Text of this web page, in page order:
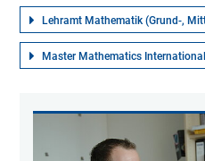
Lehramt Mathematik (Grund-,
Master Mathematics International